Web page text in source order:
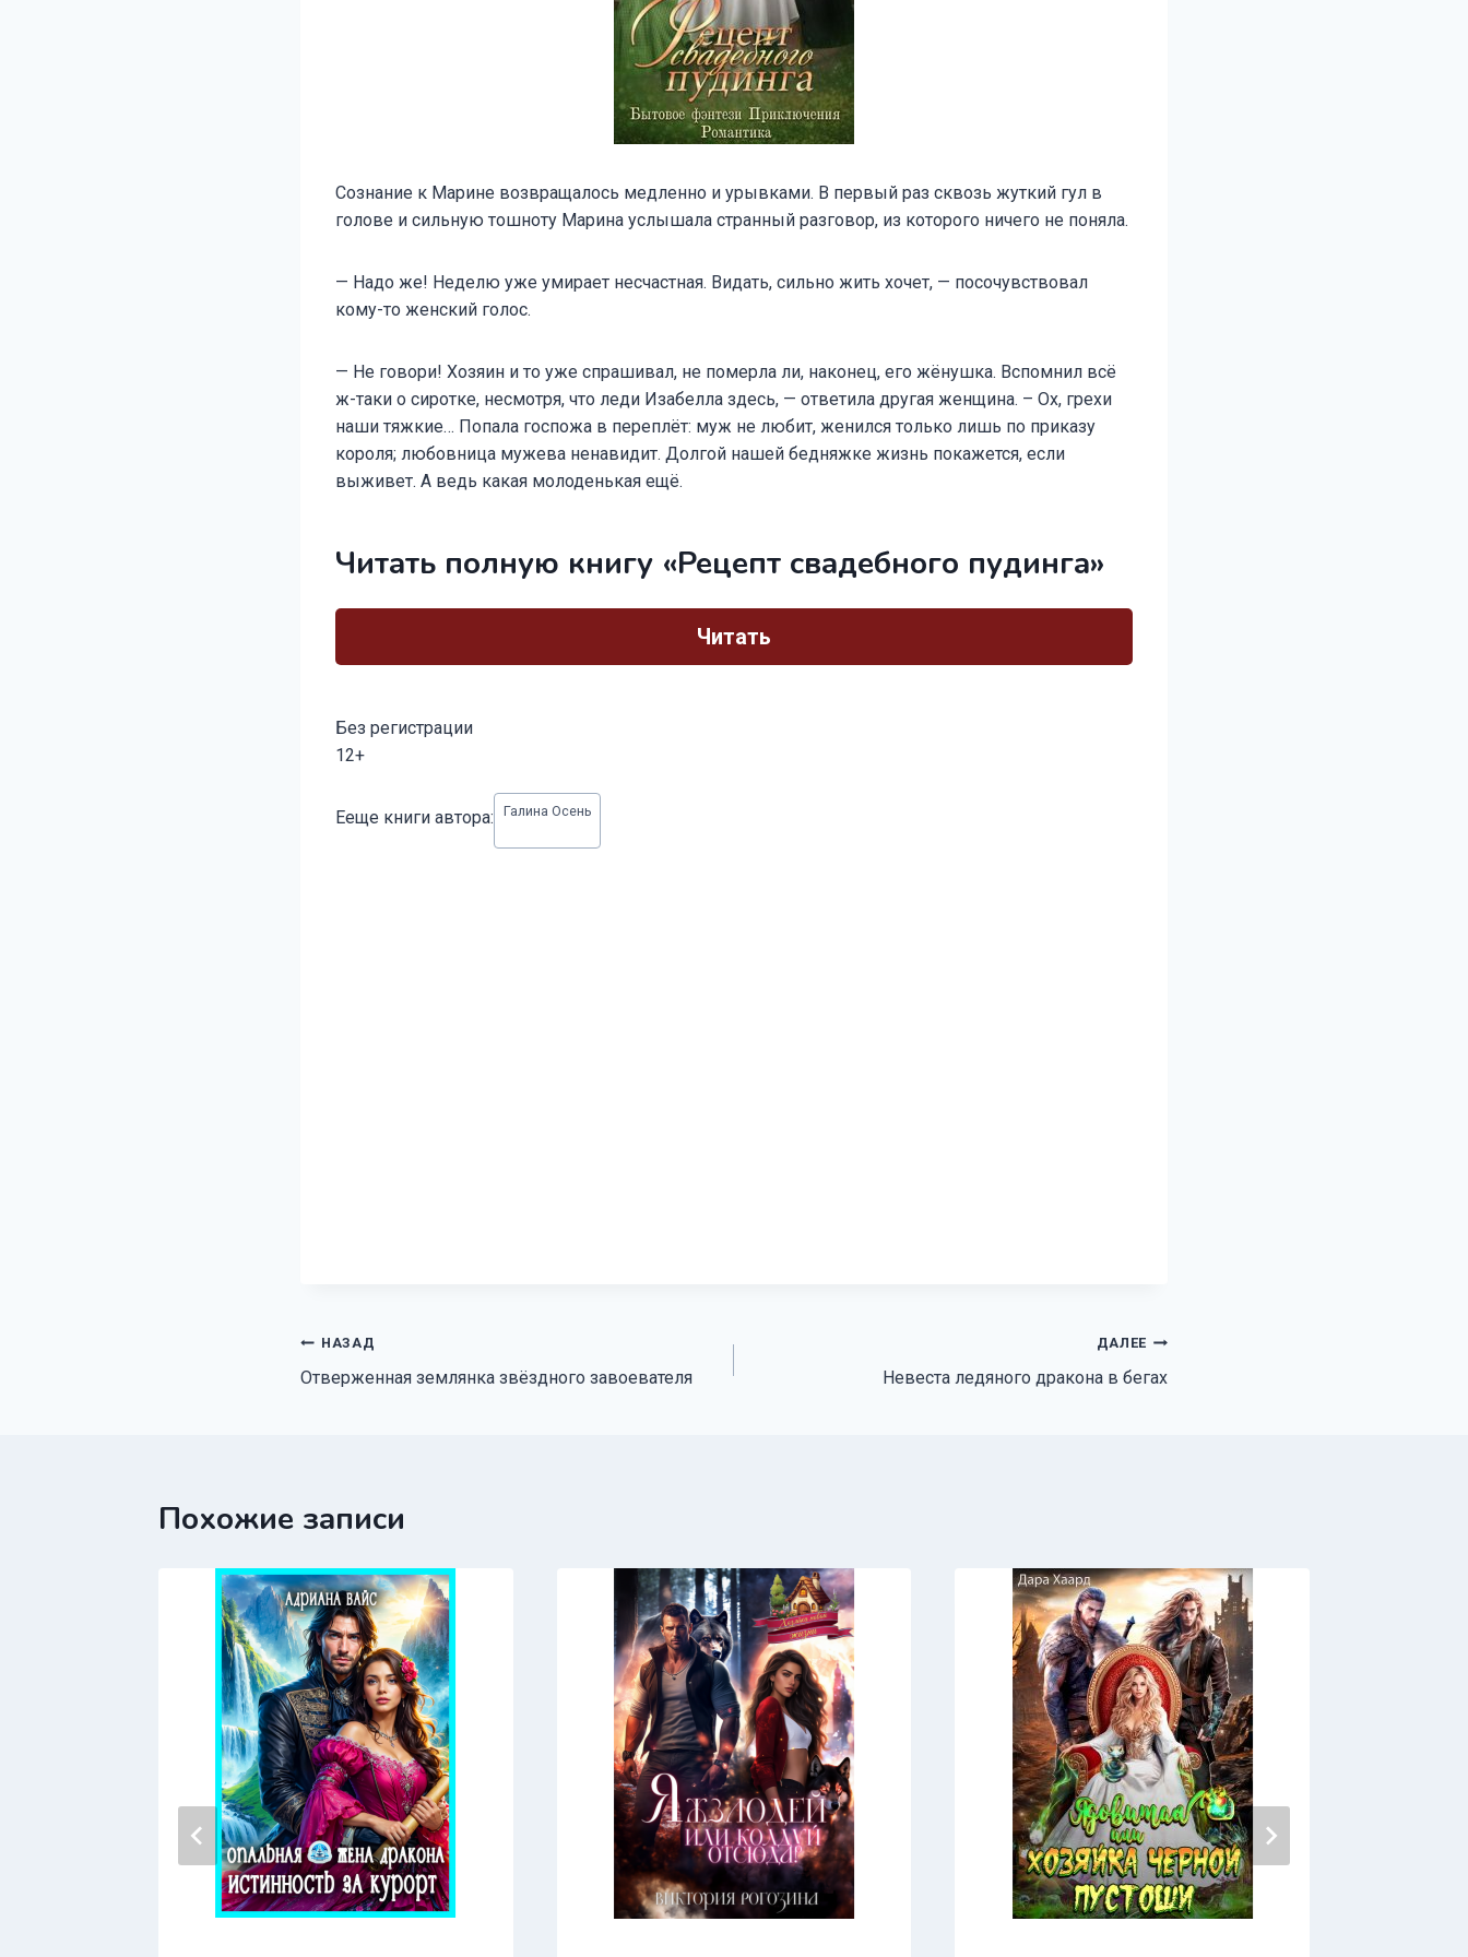
Сознание к Марине возвращалось медленно и урывками. В первый раз сквозь жуткий гул в
голове и сильную тошноту Марина услышала странный разговор, из которого ничего не поняла.
— Надо же! Неделю уже умирает несчастная. Видать, сильно жить хочет, — посочувствовал
кому-то женский голос.
— Не говори! Хозяин и то уже спрашивал, не померла ли, наконец, его жёнушка. Вспомнил всё
ж-таки о сиротке, несмотря, что леди Изабелла здесь, — ответила другая женщина. – Ох, грехи
наши тяжкие… Попала госпожа в переплёт: муж не любит, женился только лишь по приказу
короля; любовница мужева ненавидит. Долгой нашей бедняжке жизнь покажется, если
выживет. А ведь какая молоденькая ещё.
Читать полную книгу «Рецепт свадебного пудинга»
Читать
Без регистрации
12+
записи:
Ееще книги автора: Галина Осень
Навигация
по
НАЗАД
Отверженная землянка звёздного завоевателя
ДАЛЕЕ
Невеста ледяного дракона в бегах
Похожие записи